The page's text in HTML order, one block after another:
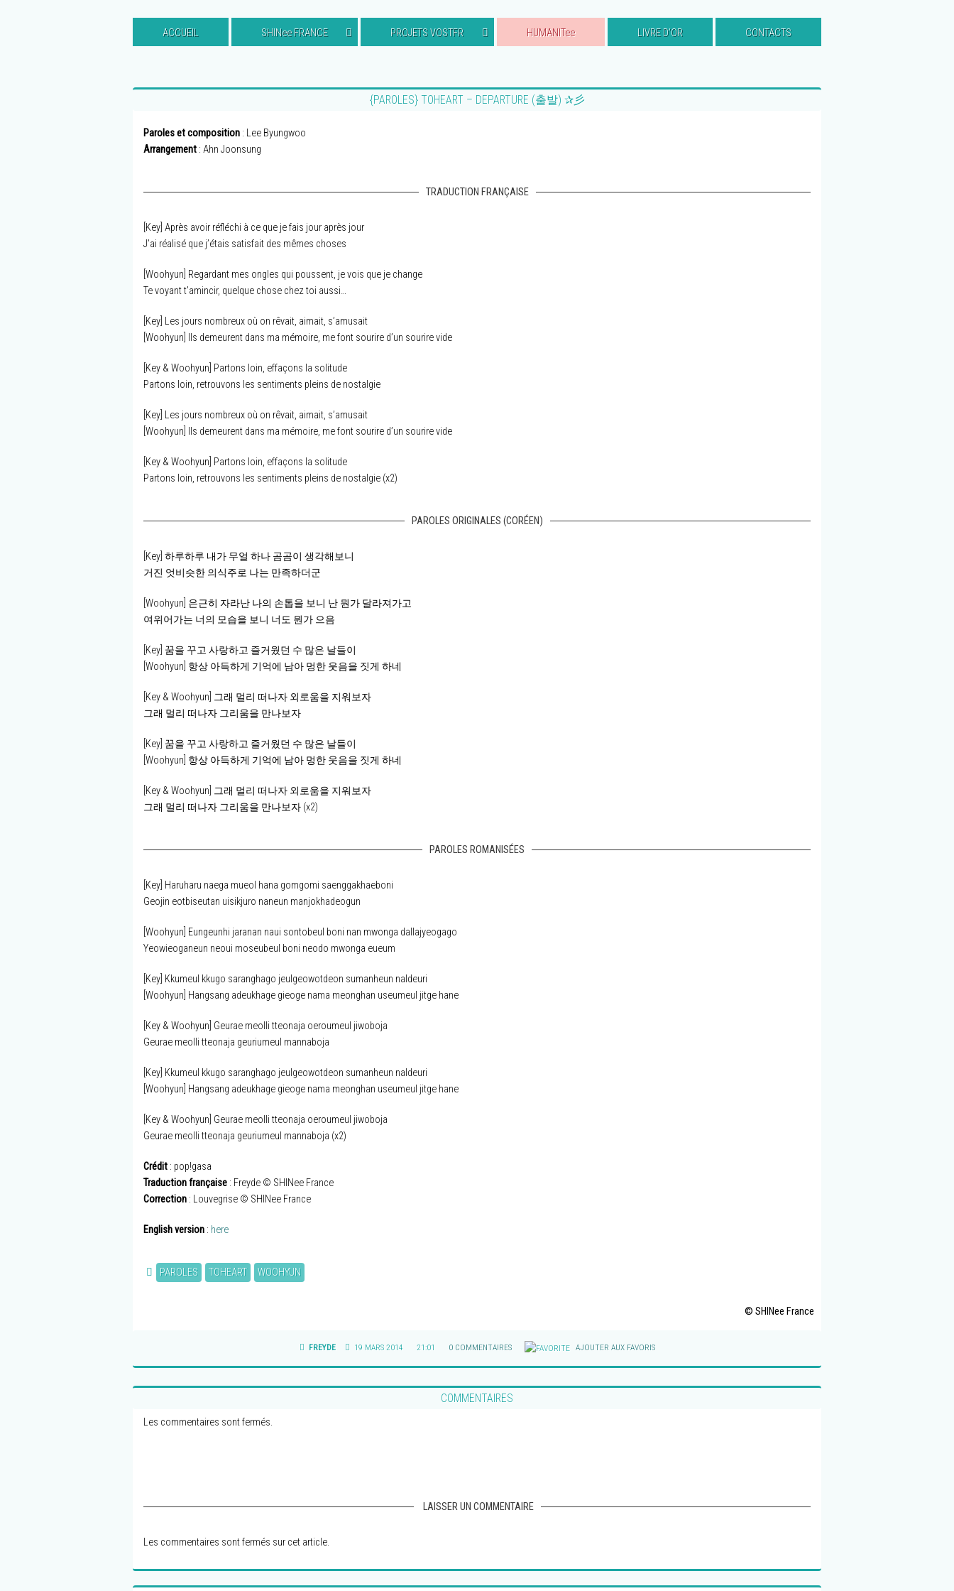
ACCUEIL SHINee FRANCE PROJETS VOSTFR HUMANITee LIVRE D’OR CONTACTS
{PAROLES} TOHEART – DEPARTURE (출발) ✰彡
Paroles et composition : Lee Byungwoo
Arrangement : Ahn Joonsung
TRADUCTION FRANÇAISE
[Key] Après avoir réfléchi à ce que je fais jour après jour
J’ai réalisé que j’étais satisfait des mêmes choses
[Woohyun] Regardant mes ongles qui poussent, je vois que je change
Te voyant t’amincir, quelque chose chez toi aussi…
[Key] Les jours nombreux où on rêvait, aimait, s’amusait
[Woohyun] Ils demeurent dans ma mémoire, me font sourire d’un sourire vide
[Key & Woohyun] Partons loin, effaçons la solitude
Partons loin, retrouvons les sentiments pleins de nostalgie
[Key] Les jours nombreux où on rêvait, aimait, s’amusait
[Woohyun] Ils demeurent dans ma mémoire, me font sourire d’un sourire vide
[Key & Woohyun] Partons loin, effaçons la solitude
Partons loin, retrouvons les sentiments pleins de nostalgie (x2)
PAROLES ORIGINALES (CORÉEN)
[Key] 하루하루 내가 무얼 하나 곰곰이 생각해보니
거진 엇비슷한 의식주로 나는 만족하더군
[Woohyun] 은근히 자라난 나의 손톱을 보니 난 뭔가 달라져가고
여위어가는 너의 모습을 보니 너도 뭔가 으음
[Key] 꿈을 꾸고 사랑하고 즐거웠던 수 많은 날들이
[Woohyun] 항상 아득하게 기억에 남아 멍한 웃음을 짓게 하네
[Key & Woohyun] 그래 멀리 떠나자 외로움을 지워보자
그래 멀리 떠나자 그리움을 만나보자
[Key] 꿈을 꾸고 사랑하고 즐거웠던 수 많은 날들이
[Woohyun] 항상 아득하게 기억에 남아 멍한 웃음을 짓게 하네
[Key & Woohyun] 그래 멀리 떠나자 외로움을 지워보자
그래 멀리 떠나자 그리움을 만나보자 (x2)
PAROLES ROMANISÉES
[Key] Haruharu naega mueol hana gomgomi saenggakhaeboni
Geojin eotbiseutan uisikjuro naneun manjokhadeogun
[Woohyun] Eungeunhi jaranan naui sontobeul boni nan mwonga dallajyeogago
Yeowieoganeun neoui moseubeul boni neodo mwonga eueum
[Key] Kkumeul kkugo saranghago jeulgeowotdeon sumanheun naldeuri
[Woohyun] Hangsang adeukhage gieoge nama meonghan useumeul jitge hane
[Key & Woohyun] Geurae meolli tteonaja oeroumeul jiwoboja
Geurae meolli tteonaja geuriumeul mannaboja
[Key] Kkumeul kkugo saranghago jeulgeowotdeon sumanheun naldeuri
[Woohyun] Hangsang adeukhage gieoge nama meonghan useumeul jitge hane
[Key & Woohyun] Geurae meolli tteonaja oeroumeul jiwoboja
Geurae meolli tteonaja geuriumeul mannaboja (x2)
Crédit : pop!gasa
Traduction française : Freyde © SHINee France
Correction : Louvegrise © SHINee France
English version : here
PAROLES TOHEART WOOHYUN
© SHINee France
FREYDE 19 MARS 2014 21:01 0 COMMENTAIRES AJOUTER AUX FAVORIS
COMMENTAIRES
Les commentaires sont fermés.
LAISSER UN COMMENTAIRE
Les commentaires sont fermés sur cet article.